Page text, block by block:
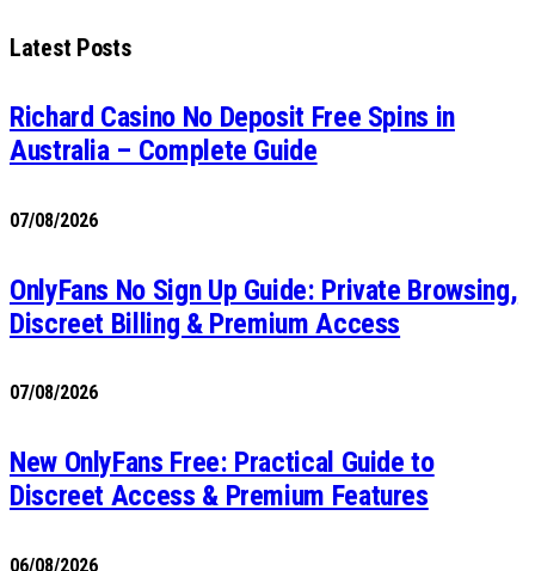
Latest Posts
Richard Casino No Deposit Free Spins in
Australia – Complete Guide
07/08/2026
OnlyFans No Sign Up Guide: Private Browsing,
Discreet Billing & Premium Access
07/08/2026
New OnlyFans Free: Practical Guide to
Discreet Access & Premium Features
06/08/2026